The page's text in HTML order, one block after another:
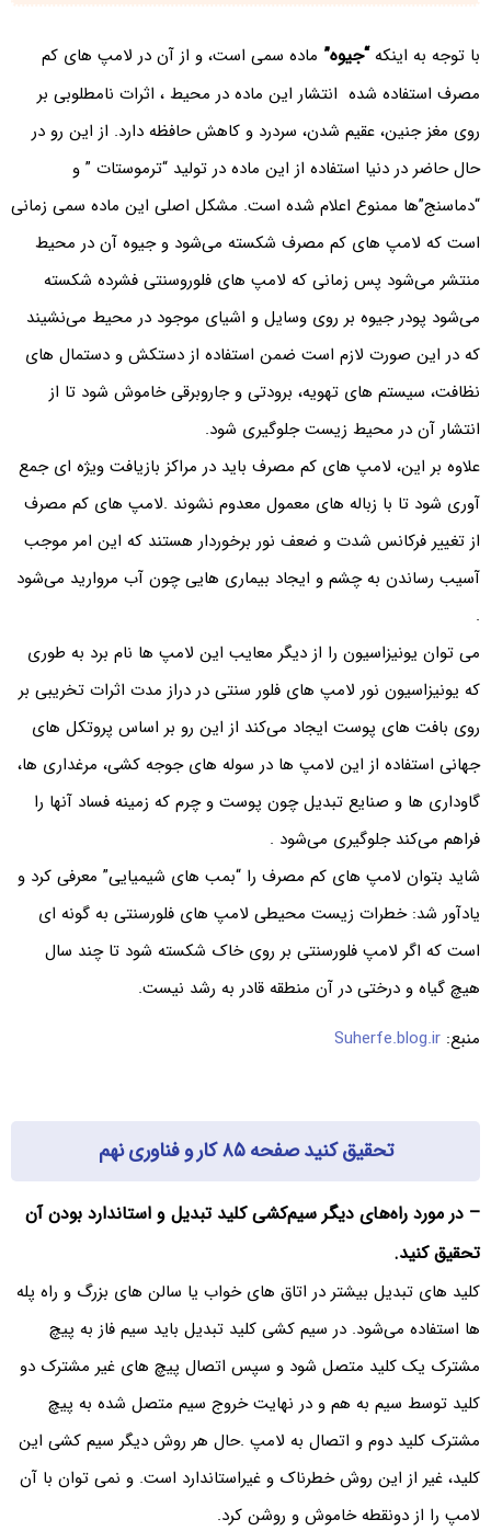
با توجه به اینکه“جیوه” ماده سمی است، و از آن در لامپ های کم
مصرف استفاده شده انتشار این ماده در محیط ، اثرات نامطلوبی بر
روی مغز جنین، عقیم شدن، سردرد و کاهش حافظه دارد. از این رو در
حال حاضر در دنیا استفاده از این ماده در تولید “ترموستات ” و
“دماسنج”ها ممنوع اعلام شده است. مشکل اصلی این ماده سمی زمانی
است که لامپ های کم مصرف شکسته می‌‌شود و جیوه آن در محیط
منتشر می‌‌شود پس زمانی که لامپ های فلوروسنتی فشرده شکسته
می‌‌شود پودر جیوه بر روی وسایل و اشیای موجود در محیط می‌‌نشیند
که در این صورت لازم است ضمن استفاده از دستکش و دستمال های
نظافت، سیستم های تهویه، برودتی و جاروبرقی خاموش شود تا از
انتشار آن در محیط زیست جلوگیری شود.
علاوه بر این، لامپ های کم مصرف باید در مراکز بازیافت ویژه ای جمع
آوری شود تا با زباله های معمول معدوم نشوند .لامپ های کم مصرف
از تغییر فرکانس شدت و ضعف نور برخوردار هستند که این امر موجب
آسیب رساندن به چشم و ایجاد بیماری هایی چون آب مروارید می‌‌شود
.
می توان یونیزاسیون را از دیگر معایب این لامپ ها نام برد به طوری
که یونیزاسیون نور لامپ های فلور سنتی در دراز مدت اثرات تخریبی بر
روی بافت های پوست ایجاد می‌‌کند از این رو بر اساس پروتکل های
جهانی استفاده از این لامپ ها در سوله های جوجه کشی، مرغداری ها،
گاوداری ها و صنایع تبدیل چون پوست و چرم که زمینه فساد آنها را
فراهم می‌‌کند جلوگیری می‌‌شود .
شاید بتوان لامپ های کم مصرف را “بمب های شیمیایی” معرفی کرد و
یادآور شد: خطرات زیست محیطی لامپ های فلورسنتی به گونه ای
است که اگر لامپ فلورسنتی بر روی خاک شکسته شود تا چند سال
هیچ گیاه و درختی در آن منطقه قادر به رشد نیست.
منبع: Suherfe.blog.ir
تحقیق کنید صفحه ۸۵ کار و فناوری نهم
– در مورد راه‌های دیگر سیم‌کشی کلید تبدیل و استاندارد بودن آن
تحقیق کنید.
کلید های تبدیل بیشتر در اتاق های خواب یا سالن های بزرگ و راه پله
ها استفاده می‌‌شود. در سیم کشی کلید تبدیل باید سیم فاز به پیچ
مشترک یک کلید متصل شود و سپس اتصال پیچ های غیر مشترک دو
کلید توسط سیم به هم و در نهایت خروج سیم متصل شده به پیچ
مشترک کلید دوم و اتصال به لامپ .حال هر روش دیگر سیم کشی این
کلید، غیر از این روش خطرناک و غیراستاندارد است. و نمی توان با آن
لامپ را از دونقطه خاموش و روشن کرد.